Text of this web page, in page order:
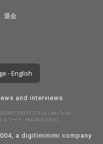
退会
- English
and interviews
/ NexTone:
マーク: RIAJ80023001
a digitiminimi company